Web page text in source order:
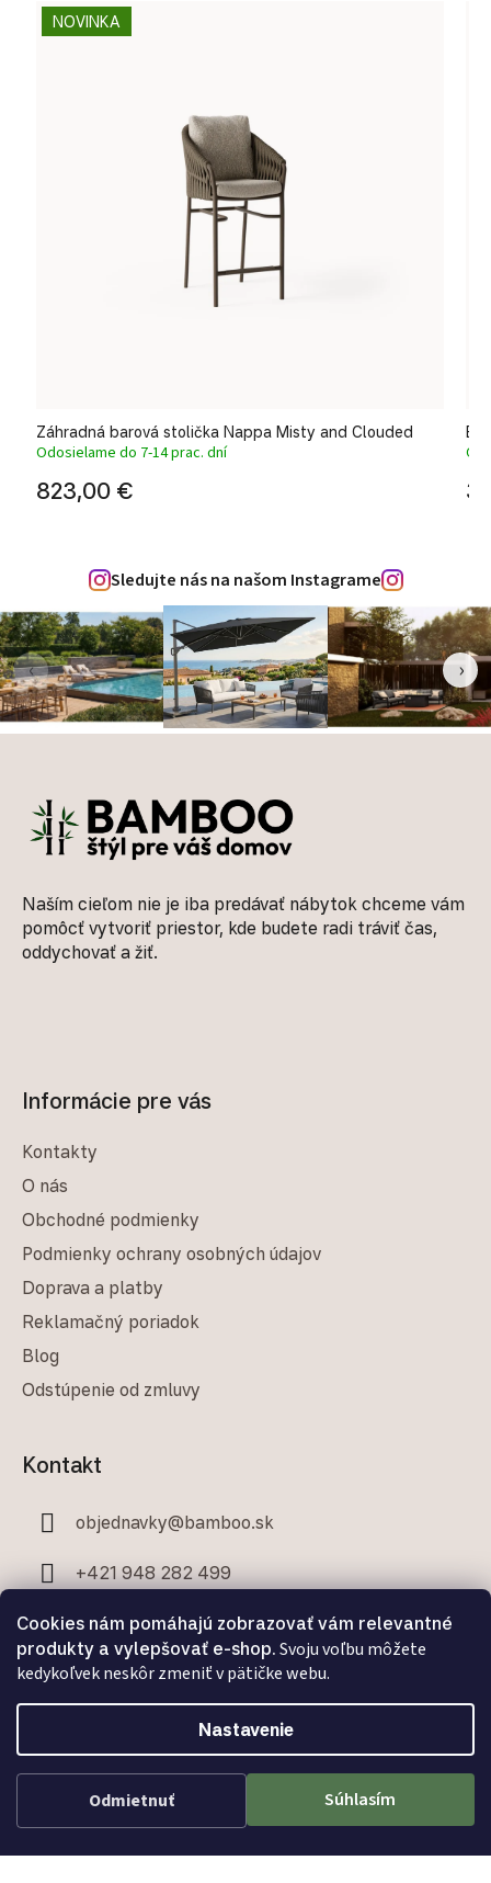
Cookies nám pomáhajú zobrazovať vám relevantné
produkty a vylepšovať e-shop. Svoju voľbu môžete
kedykoľvek neskôr zmeniť v pätičke webu.
Nastavenie
Odmietnuť Súhlasím
NOVINKA
Záhradná barová stolička Nappa Misty and Clouded
Odosielame do 7-14 prac. dní
823,00 €
Sledujte nás na našom Instagrame
‹ ›
Naším cieľom nie je iba predávať nábytok chceme vám
pomôcť vytvoriť priestor, kde budete radi tráviť čas,
oddychovať a žiť.
Informácie pre vás
Kontakty
O nás
Obchodné podmienky
Podmienky ochrany osobných údajov
Doprava a platby
Reklamačný poriadok
Blog
Odstúpenie od zmluvy
Kontakt
objednavky@bamboo.sk
+421 948 282 499
+421 907 706 329
Facebook